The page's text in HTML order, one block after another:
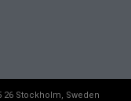
26 Stockholm, Sweden